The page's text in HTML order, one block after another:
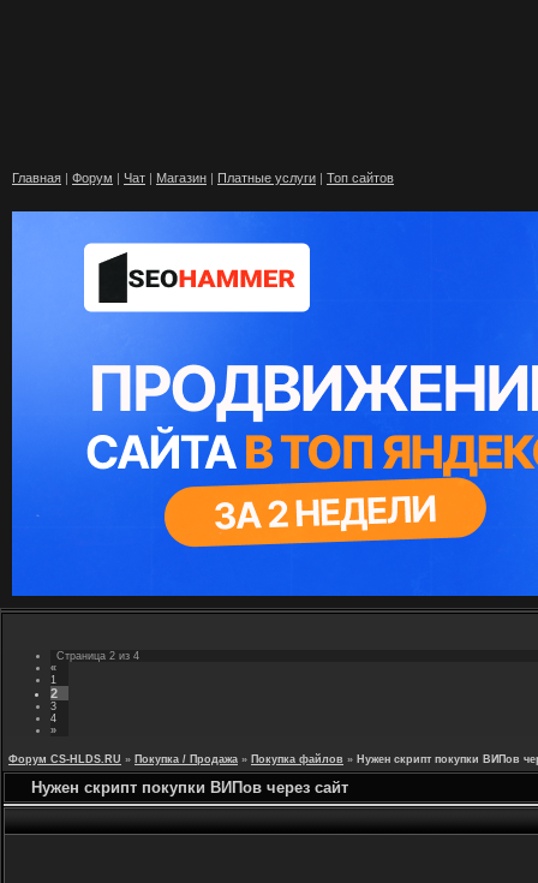
Главная | Форум | Чат | Магазин | Платные услуги | Топ сайтов
Страница 2 из 4
«
1
2
3
4
»
Форум CS-HLDS.RU » Покупка / Продажа » Покупка файлов » Нужен скрипт покупки ВИПов
Нужен скрипт покупки ВИПов через сайт